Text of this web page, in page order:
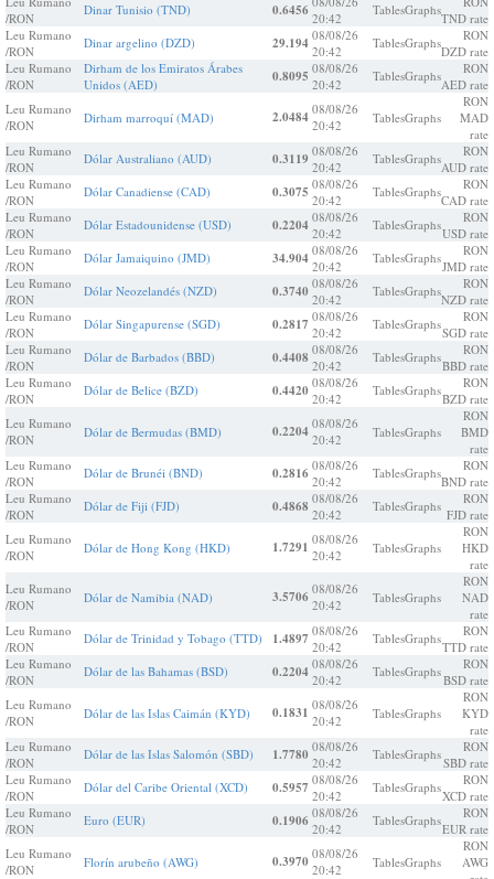
/RON
Dinar Tunisio (TND) 0.6456 20:42
TablesGraphs
TND rate
Leu Rumano
/RON
Dinar argelino (DZD) 29.194 08/08/26
20:42
TablesGraphs
RON
DZD rate
Leu Rumano
/RON
Dirham de los Emiratos Árabes
Unidos (AED)
0.8095 08/08/26
20:42
TablesGraphs
RON
AED rate
Leu Rumano
/RON
Dirham marroquí (MAD) 2.0484 08/08/26
20:42
TablesGraphs
RON
MAD
rate
Leu Rumano
/RON
Dólar Australiano (AUD) 0.3119 08/08/26
20:42
TablesGraphs
RON
AUD rate
Leu Rumano
/RON
Dólar Canadiense (CAD) 0.3075 08/08/26
20:42
TablesGraphs
RON
CAD rate
Leu Rumano
/RON
Dólar Estadounidense (USD) 0.2204 08/08/26
20:42
TablesGraphs
RON
USD rate
Leu Rumano
/RON
Dólar Jamaiquino (JMD) 34.904 08/08/26
20:42
TablesGraphs
RON
JMD rate
Leu Rumano
/RON
Dólar Neozelandés (NZD) 0.3740 08/08/26
20:42
TablesGraphs
RON
NZD rate
Leu Rumano
/RON
Dólar Singapurense (SGD) 0.2817 08/08/26
20:42
TablesGraphs
RON
SGD rate
Leu Rumano
/RON
Dólar de Barbados (BBD) 0.4408 08/08/26
20:42
TablesGraphs
RON
BBD rate
Leu Rumano
/RON
Dólar de Belice (BZD) 0.4420 08/08/26
20:42
TablesGraphs
RON
BZD rate
Leu Rumano
/RON
Dólar de Bermudas (BMD) 0.2204 08/08/26
20:42
TablesGraphs
RON
BMD
rate
Leu Rumano
/RON
Dólar de Brunéi (BND) 0.2816 08/08/26
20:42
TablesGraphs
RON
BND rate
Leu Rumano
/RON
Dólar de Fiji (FJD) 0.4868 08/08/26
20:42
TablesGraphs
RON
FJD rate
Leu Rumano
/RON
Dólar de Hong Kong (HKD) 1.7291 08/08/26
20:42
TablesGraphs
RON
HKD
rate
Leu Rumano
/RON
Dólar de Namibia (NAD) 3.5706 08/08/26
20:42
TablesGraphs
RON
NAD
rate
Leu Rumano
/RON
Dólar de Trinidad y Tobago (TTD) 1.4897 08/08/26
20:42
TablesGraphs
RON
TTD rate
Leu Rumano
/RON
Dólar de las Bahamas (BSD) 0.2204 08/08/26
20:42
TablesGraphs
RON
BSD rate
Leu Rumano
/RON
Dólar de las Islas Caimán (KYD) 0.1831 08/08/26
20:42
TablesGraphs
RON
KYD
rate
Leu Rumano
/RON
Dólar de las Islas Salomón (SBD) 1.7780 08/08/26
20:42
TablesGraphs
RON
SBD rate
Leu Rumano
/RON
Dólar del Caribe Oriental (XCD) 0.5957 08/08/26
20:42
TablesGraphs
RON
XCD rate
Leu Rumano
/RON
Euro (EUR) 0.1906 08/08/26
20:42
TablesGraphs
RON
EUR rate
Leu Rumano
/RON
Florín arubeño (AWG) 0.3970 08/08/26
20:42
TablesGraphs
RON
AWG